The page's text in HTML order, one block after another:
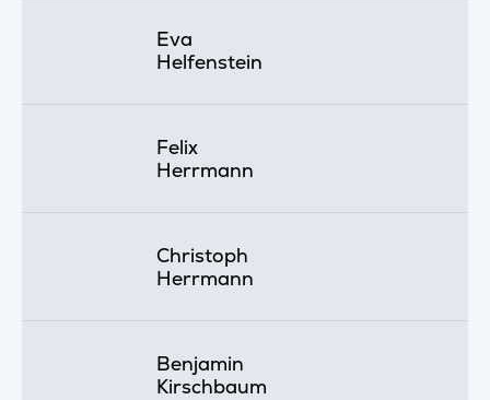
Eva
Helfenstein
Felix
Herrmann
Christoph
Herrmann
Benjamin
Kirschbaum